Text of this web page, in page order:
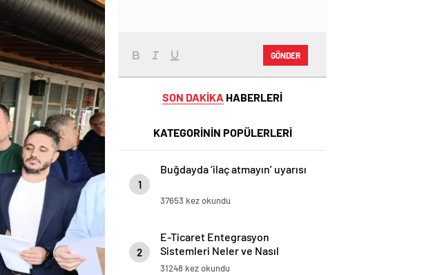
GÖNDER
SON DAKİKA HABERLERİ
KATEGORİNİN POPÜLERLERİ
1
Buğdayda ‘ilaç atmayın’ uyarısı
37653 kez okundu
2
E-Ticaret Entegrasyon
Sistemleri Neler ve Nasıl
Yapılır?
31248 kez okundu